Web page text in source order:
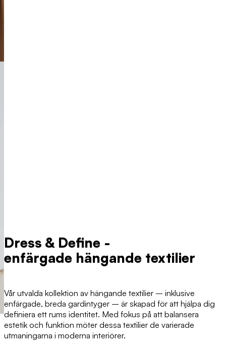
Dress & Define -
enfärgade hängande textilier
Vår utvalda kollektion av hängande textilier – inklusive
enfärgade, breda gardintyger – är skapad för att hjälpa dig
definiera ett rums identitet. Med fokus på att balansera
estetik och funktion möter dessa textilier de varierade
utmaningarna i moderna interiörer.